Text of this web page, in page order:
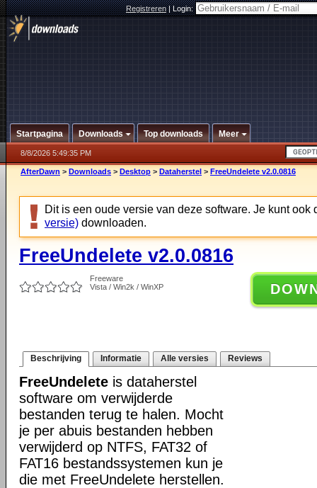
Registreren|Login:
Startpagina Downloads Top downloads Meer
8/8/2026 5:49:35 PM
AfterDawn > Downloads > Desktop > Dataherstel > FreeUndelete v2.0.0816
Dit is een oude versie van deze software. Je kunt ook
versie) downloaden.
FreeUndelete v2.0.0816
Freeware
Vista / Win2k / WinXP
Beschrijving Informatie Alle versies Reviews
FreeUndelete is dataherstel
software om verwijderde
bestanden terug te halen. Mocht
je per abuis bestanden hebben
verwijderd op NTFS, FAT32 of
FAT16 bestandssystemen kun je
die met FreeUndelete herstellen.